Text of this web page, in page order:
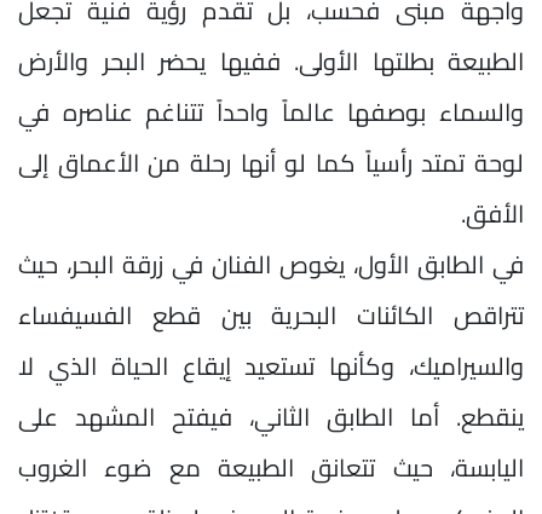
واجهة مبنى فحسب، بل تقدم رؤية فنية تجعل
الطبيعة بطلتها الأولى. ففيها يحضر البحر والأرض
والسماء بوصفها عالماً واحداً تتناغم عناصره في
لوحة تمتد رأسياً كما لو أنها رحلة من الأعماق إلى
الأفق.
في الطابق الأول، يغوص الفنان في زرقة البحر، حيث
تتراقص الكائنات البحرية بين قطع الفسيفساء
والسيراميك، وكأنها تستعيد إيقاع الحياة الذي لا
ينقطع. أما الطابق الثاني، فيفتح المشهد على
اليابسة، حيث تتعانق الطبيعة مع ضوء الغروب